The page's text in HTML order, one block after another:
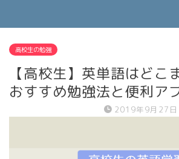
高校生の勉強
【高校生】英単語はどこ
おすすめ勉強法と便利ア
2019年9月27日